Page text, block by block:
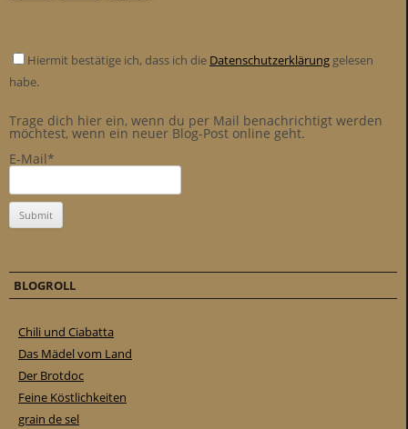
Hiermit bestätige ich, dass ich die Datenschutzerklärung gelesen
habe.
Trage dich hier ein, wenn du per Mail benachrichtigt werden
möchtest, wenn ein neuer Blog-Post online geht.
E-Mail*
BLOGROLL
Chili und Ciabatta
Das Mädel vom Land
Der Brotdoc
Feine Köstlichkeiten
grain de sel